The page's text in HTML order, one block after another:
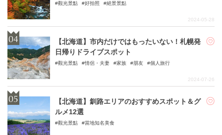
觀光景點 好拍照 絕景景點
2024-05-28
【北海道】市内だけではもったいない！札幌発
日帰りドライブスポット
觀光景點 情侶・夫妻 家族 朋友 個人旅行
2024-07-26
【北海道】釧路エリアのおすすめスポット＆グ
ルメ12選
觀光景點 當地知名美食